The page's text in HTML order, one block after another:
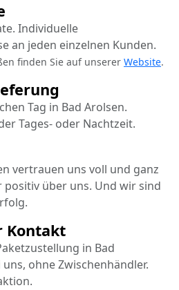
Tag in Bad Arolsen.
Tages- oder Nachtzeit.
Kontakt
in Bad
ohne Zwischenhändler.
Individuelle
an jeden einzelnen Kunden.
finden Sie auf unserer Website.
vertrauen uns voll und ganz
positiv über uns. Und wir sind